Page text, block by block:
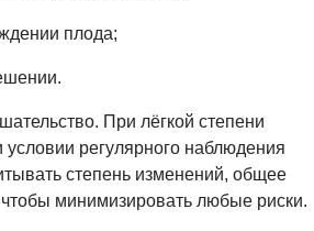
плода;
При лёгкой степени
условии регулярного наблюдения
степень изменений, общее
минимизировать любые риски.